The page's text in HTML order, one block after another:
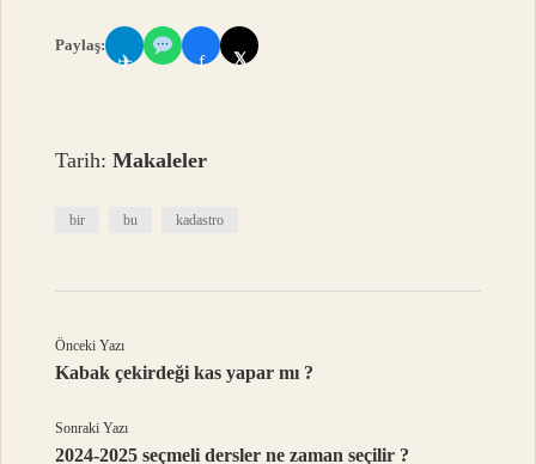
Paylaş:
✈ f 𝕏
Tarih:Makaleler
bir bu kadastro
Önceki Yazı
Kabak çekirdeği kas yapar mı ?
Sonraki Yazı
2024-2025 seçmeli dersler ne zaman seçilir ?